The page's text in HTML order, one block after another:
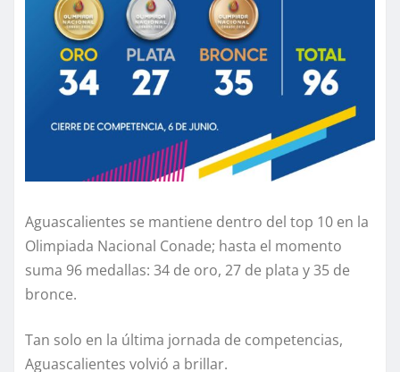
Aguascalientes se mantiene dentro del top 10 en la
Olimpiada Nacional Conade; hasta el momento
suma 96 medallas: 34 de oro, 27 de plata y 35 de
bronce.
Tan solo en la última jornada de competencias,
Aguascalientes volvió a brillar.